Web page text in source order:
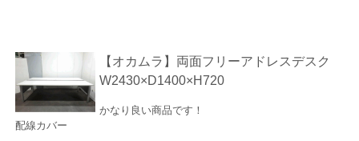
【オカムラ】両面フリーアドレスデスク
W2430×D1400×H720
かなり良い商品です！
配線カバー